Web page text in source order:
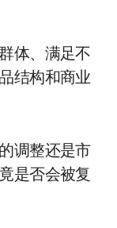
体、满足不
结构和商业
调整还是市
是否会被复